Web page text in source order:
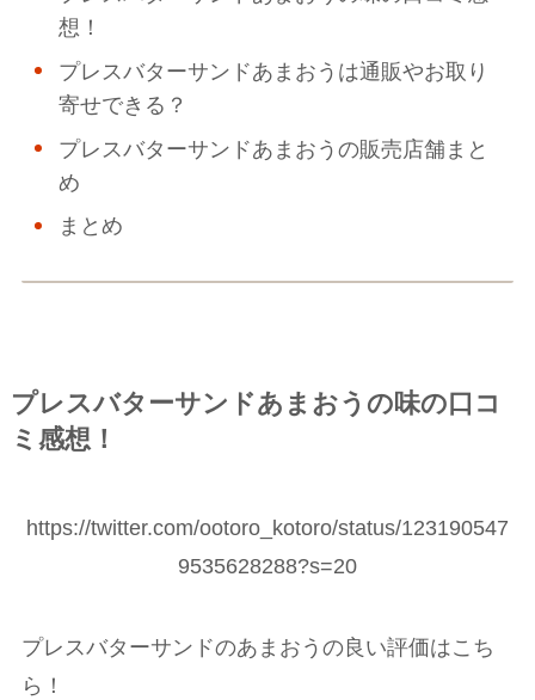
想！
プレスバターサンドあまおうは通販やお取り
寄せできる？
プレスバターサンドあまおうの販売店舗まと
め
まとめ
プレスバターサンドあまおうの味の口コ
ミ感想！
https://twitter.com/ootoro_kotoro/status/123190547
9535628288?s=20
プレスバターサンドのあまおうの良い評価はこち
ら！